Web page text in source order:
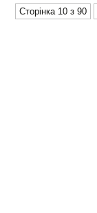
Сторінка 10 з 90